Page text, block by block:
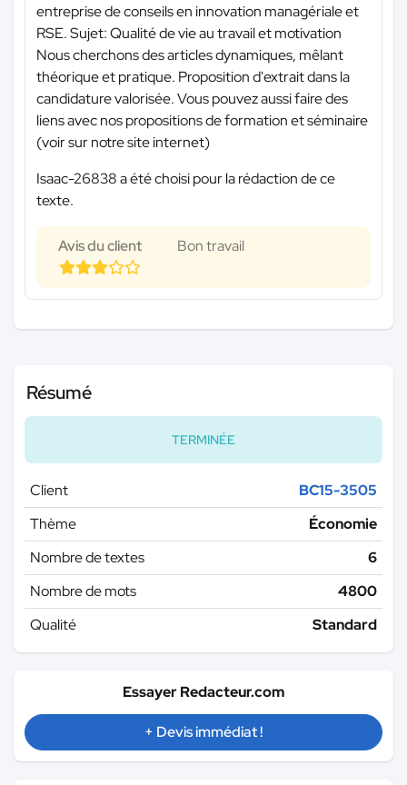
entreprise de conseils en innovation managériale et
RSE. Sujet: Qualité de vie au travail et motivation
Nous cherchons des articles dynamiques, mêlant
théorique et pratique. Proposition d'extrait dans la
candidature valorisée. Vous pouvez aussi faire des
liens avec nos propositions de formation et séminaire
(voir sur notre site internet)
Isaac-26838 a été choisi pour la rédaction de ce
texte.
Avis du client Bon travail
Résumé
TERMINÉE
Client
BC15-3505
Thème
Économie
Nombre de textes
6
Nombre de mots
4800
Qualité
Standard
Essayer Redacteur.com
+ Devis immédiat !